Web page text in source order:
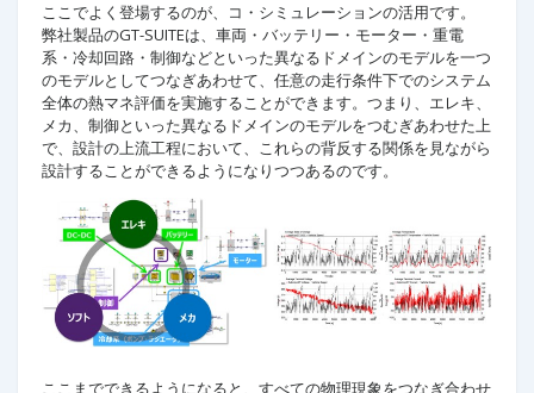
ここでよく登場するのが、コ・シミュレーションの活用です。
弊社製品のGT-SUITEは、車両・バッテリー・モーター・重電
系・冷却回路・制御などといった異なるドメインのモデルを一つ
のモデルとしてつなぎあわせて、任意の走行条件下でのシステム
全体の熱マネ評価を実施することができます。つまり、エレキ、
メカ、制御といった異なるドメインのモデルをつむぎあわせた上
で、設計の上流工程において、これらの背反する関係を見ながら
設計することができるようになりつつあるのです。
ここまでできるようになると、すべての物理現象をつなぎ合わせ